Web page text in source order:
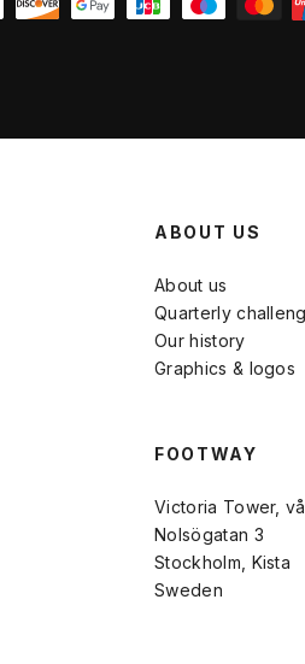
ABOUT US
About us
Quarterly
Our history
Graphics & logos
FOOTWAY
Victoria Tower,
Nolsögatan 3
Stockholm, Kista
Sweden